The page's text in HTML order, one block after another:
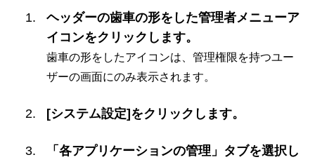
ヘッダーの歯車の形をした管理者メニューア
イコンをクリックします。
歯車の形をしたアイコンは、管理権限を持つユー
ザーの画面にのみ表示されます。
[システム設定]をクリックします。
「各アプリケーションの管理」タブを選択し